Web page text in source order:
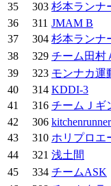
35
303 杉本ランナ
36
311 JMAM B
37
304 杉本ランナ
38
329 チーム田村
39
323 モンナカ運
40
314 KDDI-3
41
316 チームＪギ
42
306 kitchenrunner
43
310 ホリプロエ
44
321 浅土間
45
334 チームASK